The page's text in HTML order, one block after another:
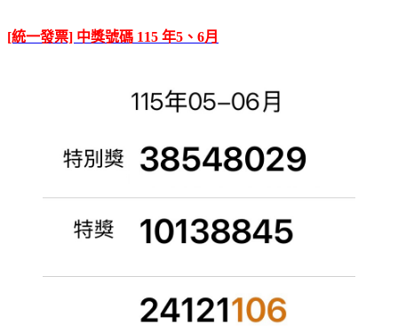
[統一發票] 中獎號碼 115 年5、6月